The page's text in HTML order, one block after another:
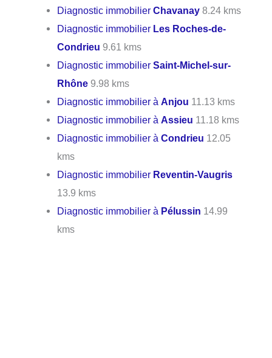
Diagnostic immobilierChavanay 8.24 kms
Diagnostic immobilier Les Roches-de-
Condrieu 9.61 kms
Diagnostic immobilierSaint-Michel-sur-
Rhône 9.98 kms
Diagnostic immobilier àAnjou 11.13 kms
Diagnostic immobilier àAssieu 11.18 kms
Diagnostic immobilier àCondrieu 12.05
kms
Diagnostic immobilier Reventin-Vaugris
13.9 kms
Diagnostic immobilier à Pélussin 14.99
kms